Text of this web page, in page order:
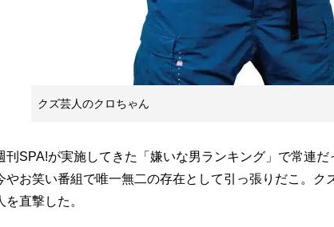
クズ芸人のクロちゃん
刊SPA!が実施してきた「嫌いな男ランキング」で常連
やお笑い番組で唯一無二の存在として引っ張りだこ。ク
を直撃した。